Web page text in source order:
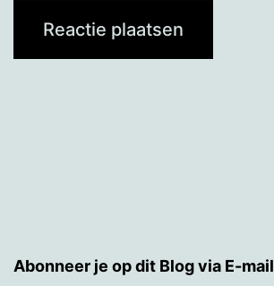
Abonneer je op dit Blog via E-mail